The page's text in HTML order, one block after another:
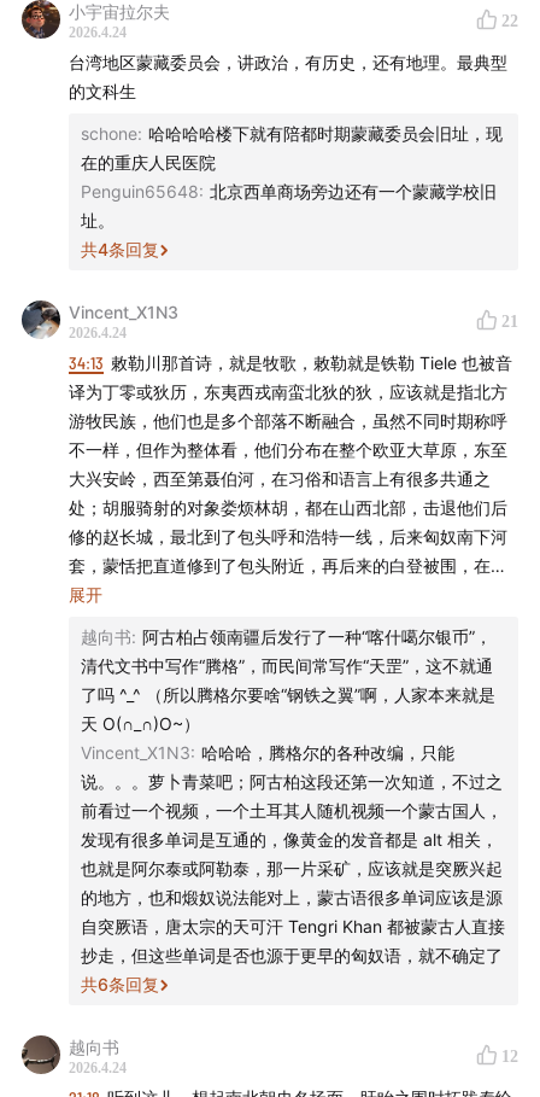
42:13 稽胡源自黄巾军余部之说
同宗不同命：入塞丁零沦为炮灰，草原高车成为精
契胡军阀尔朱荣与羯族的族群亲缘性
晋陕火把民俗或源于胡人的拜火教信仰
56:30 头身比例特殊的Q版稽胡佛像
认祖白狄与印度人：稽胡在隋唐的抬高出身策略
01:02:06弥勒退场：政府移风易俗，稽胡人从修今世转向
修来世
- 支持我们的赞助商是对我们最好的支持 -
《忽左忽右》的卖书业务上线了！这次不仅汇集了节目中
深入讨论过的书籍，还有主播个人精选书籍，含少量签名
版及稀有原版，完整的书目信息及购买方式，前往微信公
众号「忽左忽右leftright」，回复「买书」 即可获取。书
目将不定期更新，欢迎常来看看。
- 制作团队 -
声音设计 hotair
节目统筹 禾放
节目运营 小米粒
节目制作 思钊 Yo
logo设计 杨文骥
小宇宙拉尔夫
2026.4.24
22
台湾地区蒙藏委员会，讲政治，有历史，还有地理。最典型
的文科生
schone: 哈哈哈哈楼下就有陪都时期蒙藏委员会旧址，现
在的重庆人民医院
Penguin65648: 北京西单商场旁边还有一个蒙藏学校旧
址。
共4条回复
Vincent_X1N3
2026.4.24
21
34:13 敕勒川那首诗，就是牧歌，敕勒就是铁勒 Tiele 也被音
译为丁零或狄历，东夷西戎南蛮北狄的狄，应该就是指北方
游牧民族，他们也是多个部落不断融合，虽然不同时期称呼
不一样，但作为整体看，他们分布在整个欧亚大草原，东至
大兴安岭，西至第聂伯河，在习俗和语言上有很多共通之
处；胡服骑射的对象娄烦林胡，都在山西北部，击退他们后
修的赵长城，最北到了包头呼和浩特一线，后来匈奴南下河
套，蒙恬把直道修到了包头附近，再后来的白登被围，在大
同附近但纬度差不多；两汉时期长城向北挪了一点，唐朝筑
线，虽然两千年气候有变化，但游牧民族对水草的依赖从没
变过；语言上，北魏拓跋焘，原名佛狸伐，其中佛狸
（buri）是突厥语系狼一词的音译，李白有一个儿子李天
然，小名颇黎，有一种观点认为可能也源于狼；还有北魏拓
跋濬，原名乌雷 Olei 也可能是突厥语系获得的前缀之音译，
还有铁木真和帖木儿，都和铁有关系，考虑到突厥曾是柔然
的锻奴，应该也是从突厥语进入蒙古语；再往后一点，明代
辽东的朵颜三卫兀良哈，就是乌梁海，和满清的唐努乌梁海
同源，地理相隔遥远；当然，也有一些是汉语进入的，比如
皇太极，最初是忽必烈立皇太子进入了蒙古语，后来成为尊
称，明代有时写成黄台吉，到了清朝，和年羹尧作战的萝卜
藏丹增，还一度自称过答籁珲台吉；末了，皇太极的年号天
聪，天=博格达，天山的博格达峰也是同源，当然，还有腾格
展开
越向书: 阿古柏占领南疆后发行了一种“喀什噶尔银币”，
清代文书中写作“腾格”，而民间常写作“天罡”，这不就通
了吗 ^_^ （所以腾格尔要啥“钢铁之翼”啊，人家本来就是
天 O(∩_∩)O~）
Vincent_X1N3: 哈哈哈，腾格尔的各种改编，只能
说。。。萝卜青菜吧；阿古柏这段还第一次知道，不过之
前看过一个视频，一个土耳其人随机视频一个蒙古国人，
发现有很多单词是互通的，像黄金的发音都是 alt 相关，
也就是阿尔泰或阿勒泰，那一片采矿，应该就是突厥兴起
的地方，也和煅奴说法能对上，蒙古语很多单词应该是源
自突厥语，唐太宗的天可汗 Tengri Khan 都被蒙古人直接
抄走，但这些单词是否也源于更早的匈奴语，就不确定了
共6条回复
越向书
2026.4.24
12